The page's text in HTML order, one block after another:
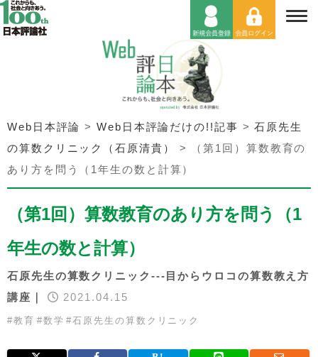
Web日本評論 >Web日本評論だけの!!記事 >石原先生
の算数クリニック（石原清貴）
>
（第1回）算数教育の
あり方を問う（1年生の数と計算）
（第1回）算数教育のあり方を問う（1
年生の数と計算）
石原先生の算数クリニック---目からウロコの算数教え方
講座｜
2021.04.15
#教育 #数学 #石原先生の算数クリニック